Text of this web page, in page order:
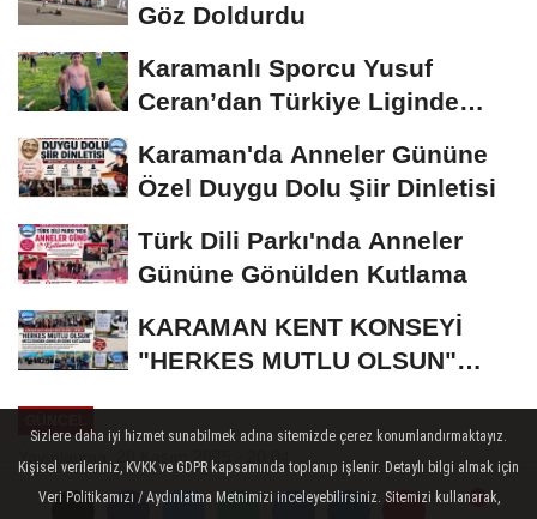
Göz Doldurdu
Karamanlı Sporcu Yusuf
Ceran’dan Türkiye Liginde
Karaman'da Anneler Gününe
Özel Duygu Dolu Şiir Dinletisi
Türk Dili Parkı'nda Anneler
Gününe Gönülden Kutlama
KARAMAN KENT KONSEYİ
"HERKES MUTLU OLSUN"
GÜNÜNE...
Yayınlanma: 20 Kasım 2025 - 20:04
Sizlere daha iyi hizmet sunabilmek adına sitemizde çerez konumlandırmaktayız.
Kişisel verileriniz, KVKK ve GDPR kapsamında toplanıp işlenir. Detaylı bilgi almak için
Veri Politikamızı / Aydınlatma Metnimizi inceleyebilirsiniz. Sitemizi kullanarak,